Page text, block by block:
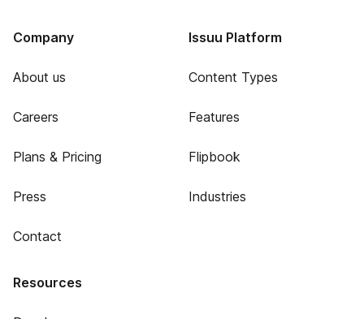
Company
About us
Careers
Plans & Pricing
Press
Contact
Issuu Platform
Content Types
Features
Flipbook
Industries
Resources